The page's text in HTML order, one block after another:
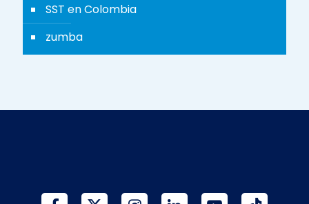
SST en Colombia
zumba